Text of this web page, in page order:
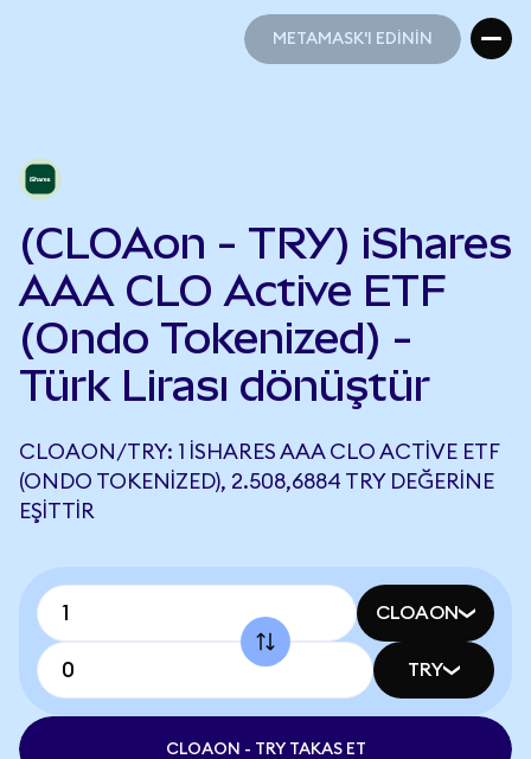
METAMASK'I EDİNİN
(CLOAon - TRY) iShares
AAA CLO Active ETF
(Ondo Tokenized) -
Türk Lirası dönüştür
CLOAON/TRY: 1 ISHARES AAA CLO ACTIVE ETF
(ONDO TOKENIZED), 2.508,6884 TRY DEĞERINE
EŞITTIR
CLOAON
TRY
CLOAON - TRY TAKAS ET